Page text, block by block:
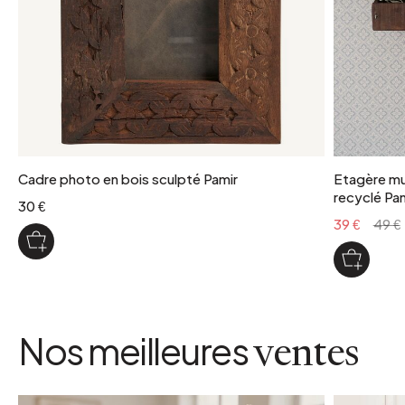
Cadre photo en bois sculpté Pamir
30 €
Etagère
recyclé
39 €
49 €
Nos meilleuresventes